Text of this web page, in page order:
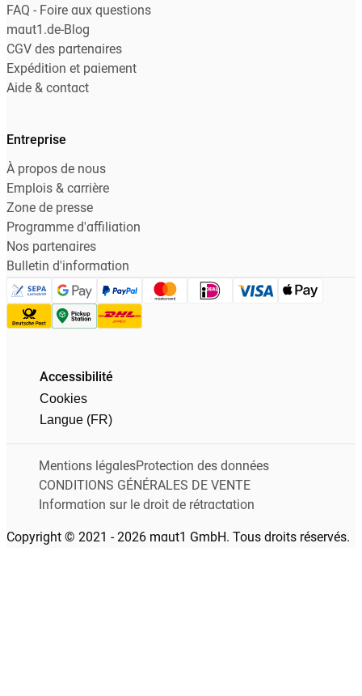
FAQ - Foire aux questions
maut1.de-Blog
CGV des partenaires
Expédition et paiement
Aide & contact
Entreprise
À propos de nous
Emplois & carrière
Zone de presse
Programme d'affiliation
Nos partenaires
Bulletin d'information
Accessibilité
Cookies
Langue (FR)
Copyright © 2021 - 2026 maut1 GmbH. Tous droits réservés.
Mentions légalesProtection des données
CONDITIONS GÉNÉRALES DE VENTE
Information sur le droit de rétractation